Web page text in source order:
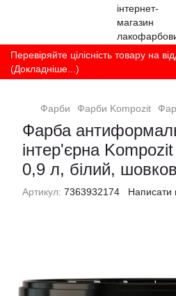
Перевіряйте цілісність товару на
(Докладніше...)
Фарби Фарби Kompozit
Фарба
інтер'єрна
0,9 л, білий,
Артикул: 7363932174 Написати